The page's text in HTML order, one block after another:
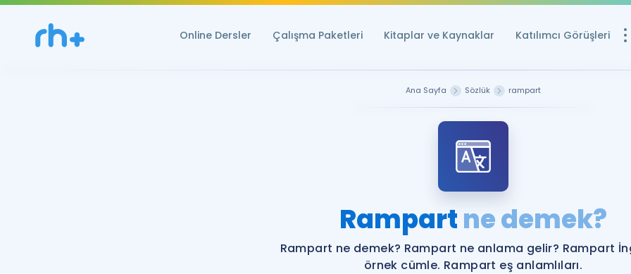
Online Dersler Çalışma Paketleri Kitaplar ve Kaynaklar Katılımcı Görüşleri
YDS ve YÖKDİL
Rehberlik Aracı
YDS ve YÖKDİL'e
Ana Sayfa Sözlük rampart
Rampartne demek?
Rampart ne demek? Rampart ne anlama gelir? Rampart
örnek cümle. Rampart eş anlamlıları.